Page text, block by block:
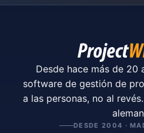
Desde hace más de 20
software de gestión de
a las personas, no al
DESDE 2004 ·